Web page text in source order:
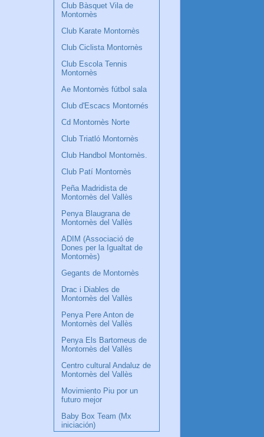
Club Bàsquet Vila de
Montornès
Club Karate Montornès
Club Ciclista Montornès
Club Escola Tennis
Montornès
Ae Montornès fútbol sala
Club d'Escacs Montornés
Cd Montornès Norte
Club Triatló Montornès
Club Handbol Montornès.
Club Patí Montornès
Peña Madridista de
Montornès del Vallès
Penya Blaugrana de
Montornès del Vallès
ADIM (Associació de
Dones per la Igualtat de
Montornès)
Gegants de Montornès
Drac i Diables de
Montornès del Vallès
Penya Pere Anton de
Montornès del Vallès
Penya Els Bartomeus de
Montornès del Vallès
Centro cultural Andaluz de
Montornès del Vallès
Movimiento Piu por un
futuro mejor
Baby Box Team (Mx
iniciación)